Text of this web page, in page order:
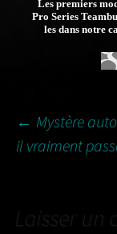
Les premiers
Pro Series
les dans notre
← Mystère
il vraiment
Laisser